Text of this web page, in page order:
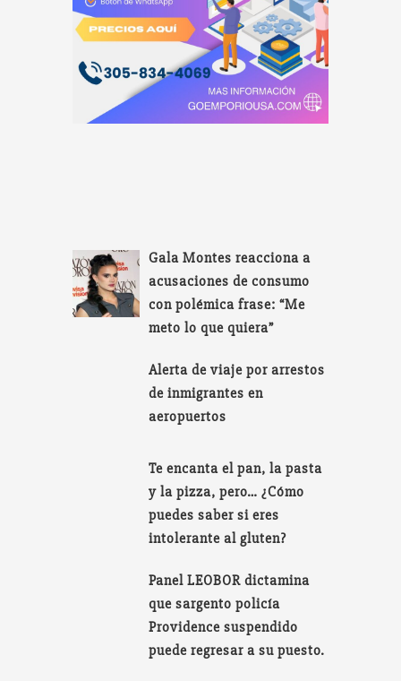
Gala Montes reacciona a
acusaciones de consumo
con polémica frase: “Me
meto lo que quiera”
Alerta de viaje por arrestos
de inmigrantes en
aeropuertos
Te encanta el pan, la pasta
y la pizza, pero… ¿Cómo
puedes saber si eres
intolerante al gluten?
Panel LEOBOR dictamina
que sargento policía
Providence suspendido
puede regresar a su puesto.